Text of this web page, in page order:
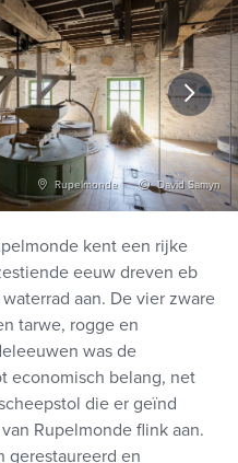
Rupelmonde David Samyn
kent een rijke
eeuw dreven eb
aan. De vier zware
tarwe, rogge en
was de
economisch belang, net
die er geïnd
Rupelmonde flink aan.
gerestaureerd en